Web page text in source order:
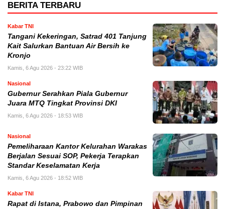
BERITA TERBARU
Kabar TNI
Tangani Kekeringan, Satrad 401 Tanjung
Kait Salurkan Bantuan Air Bersih ke
Kronjo
Kamis, 6 Agu 2026 - 23:22 WIB
Nasional
Gubernur Serahkan Piala Gubernur
Juara MTQ Tingkat Provinsi DKI
Kamis, 6 Agu 2026 - 18:53 WIB
Nasional
Pemeliharaan Kantor Kelurahan Warakas
Berjalan Sesuai SOP, Pekerja Terapkan
Standar Keselamatan Kerja
Kamis, 6 Agu 2026 - 18:52 WIB
Kabar TNI
Rapat di Istana, Prabowo dan Pimpinan